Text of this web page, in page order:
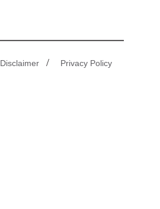
Disclaimer / Privacy Policy